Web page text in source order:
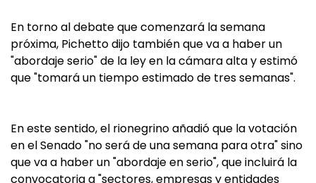
En torno al debate que comenzará la semana
próxima, Pichetto dijo también que va a haber un
"abordaje serio" de la ley en la cámara alta y estimó
que "tomará un tiempo estimado de tres semanas".
En este sentido, el rionegrino añadió que la votación
en el Senado "no será de una semana para otra" sino
que va a haber un "abordaje en serio", que incluirá la
convocatoria a "sectores, empresas y entidades